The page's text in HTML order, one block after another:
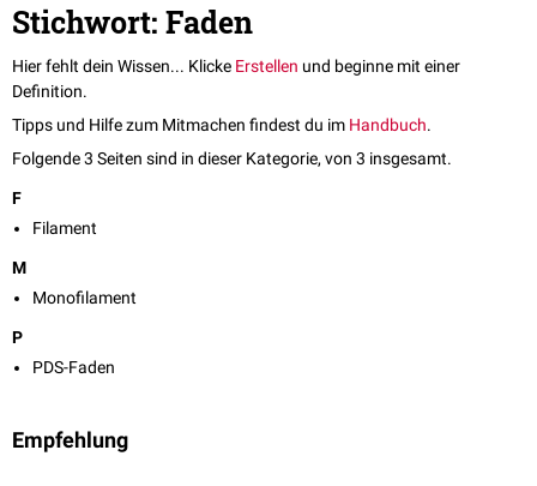
Stichwort: Faden
Hier fehlt dein Wissen... Klicke Erstellen und beginne mit einer
Definition.
Tipps und Hilfe zum Mitmachen findest du im Handbuch.
Folgende 3 Seiten sind in dieser Kategorie, von 3 insgesamt.
F
Filament
M
Monofilament
P
PDS-Faden
Empfehlung